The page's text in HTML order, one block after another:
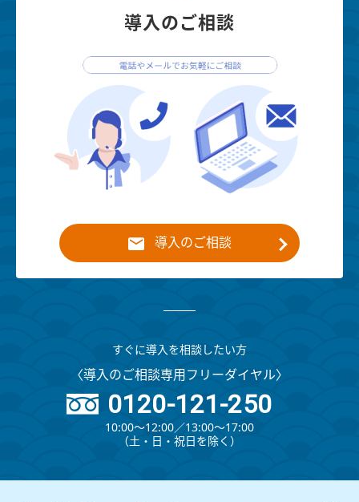
導入のご相談
導入のご相談
すぐに導入を相談したい方
〈導入のご相談専用フリーダイヤル〉
0120-121-250
10:00～12:00∕13:00～17:00
（⼟・⽇・祝⽇を除く）